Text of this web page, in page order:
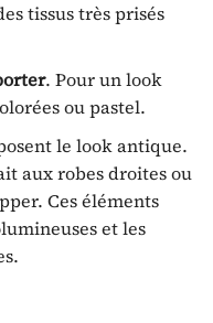
tissus très prisés
. Pour un look
ou pastel.
le look antique.
aux robes droites ou
Ces éléments
et les